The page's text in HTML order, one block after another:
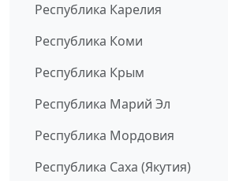
Республика Карелия
Республика Коми
Республика Крым
Республика Марий Эл
Республика Мордовия
Республика Саха (Якутия)